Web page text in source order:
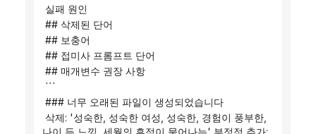
실패 원인
## 삭제된 단어
## 보충어
## 접미사 프롬프트 단어
## 매개변수 권장 사항
```
### 너무 오래된 파일이 생성되었습니다
나이 든 느낌, 세월의 흔적이 묻어나는' 부정적 추가: